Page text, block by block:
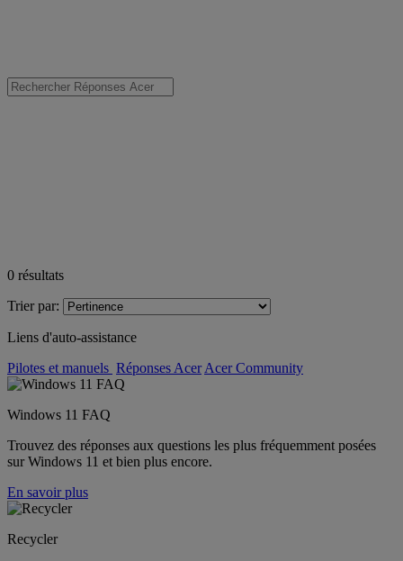
0 résultats
Trier par:
Liens d'auto-assistance
Pilotes et manuels Réponses Acer Acer Community
Windows 11 FAQ
Trouvez des réponses aux questions les plus fréquemment posées
sur Windows 11 et bien plus encore.
En savoir plus
Recycler